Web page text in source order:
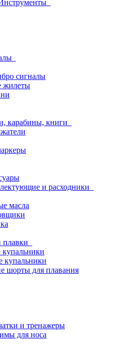
сигналы
жилеты
карабины, книги
и расходники
масла
плавки
купальники
купальники
шорты для плавания
и тренажеры
для носа